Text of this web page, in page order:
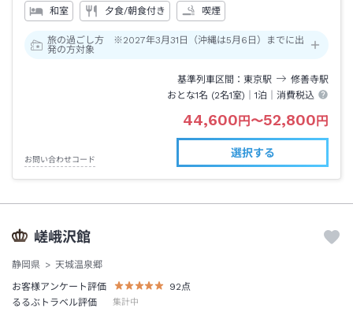
和室 夕食/朝食付き 喫煙
旅の過ごし方 ※2027年3月31日（沖縄は5月6日）までに出
発の方対象
基準列車区間 東京駅 修善寺駅
おとな1名 (2名1室)｜1泊 ｜消費税込
44,600 円 〜52,800 円
お問い合わせコード
選択する
嵯峨沢館
静岡県
天城温泉郷
お客様アンケート評価
92 点
るるぶトラベル評価
集計中